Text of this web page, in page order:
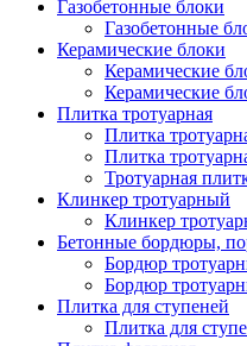
Газобетонные блоки
Газобетонные
Керамические блоки
Керамические
Керамические
Плитка тротуарная
Плитка
Плитка
Тротуарная
Клинкер тротуарный
Клинкер
Бетонные бордюры,
Бордюр
Бордюр
Плитка для ступеней
Плитка для